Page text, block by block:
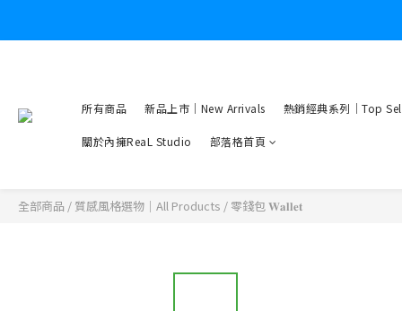
所有商品 新品上市｜New Arrivals 熱銷經典系列｜Top
關於內擁ReaL Studio 部落格首頁
全部商品 / 質感風格選物｜All Products / 零錢包 𝐖𝐚𝐥𝐥𝐞𝐭